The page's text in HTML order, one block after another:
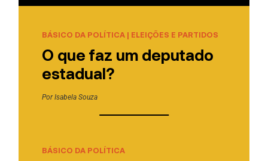
BÁSICO DA POLÍTICA| ELEIÇÕES E PARTIDOS
O que faz um deputado
estadual?
PorIsabela Souza
BÁSICO DA POLÍTICA